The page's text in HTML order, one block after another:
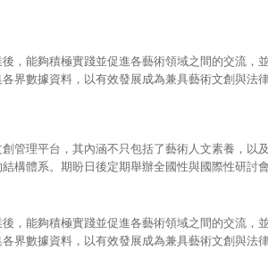
，能夠積極實踐並促進各藝術領域之間的交流，
界數據資料，以有效發展成為兼具藝術文創與法
管理平台，其內涵不只包括了藝術人文素養，以
構體系。期盼日後定期舉辦全國性與國際性研討
，能夠積極實踐並促進各藝術領域之間的交流，
界數據資料，以有效發展成為兼具藝術文創與法